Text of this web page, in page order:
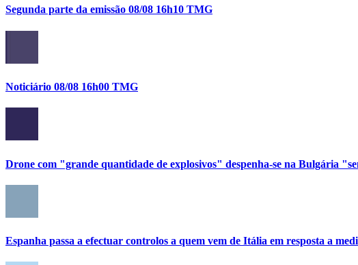
Segunda parte da emissão 08/08 16h10 TMG
Noticiário 08/08 16h00 TMG
Drone com "grande quantidade de explosivos" despenha-se na Bulgária
Espanha passa a efectuar controlos a quem vem de Itália em resposta a